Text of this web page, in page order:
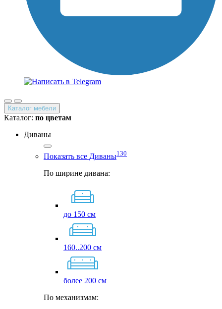
Каталог мебели
Каталог: по цветам
Диваны
Показать все Диваны130
По ширине дивана:
до 150 см
160..200 см
более 200 см
По механизмам: